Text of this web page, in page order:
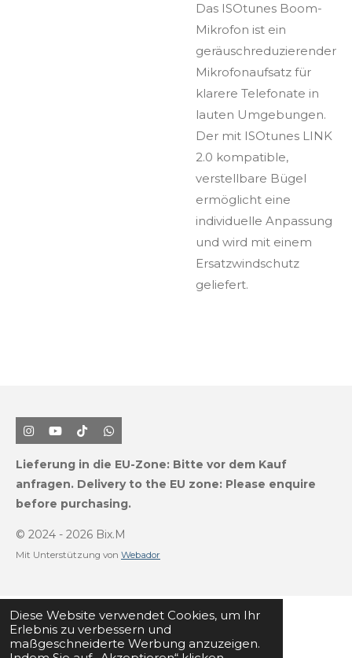
Diese Website verwendet Cookies, um Ihr
Erlebnis zu verbessern und
maßgeschneiderte Werbung anzuzeigen.
Das ISOtunes Boom-
Mikrofon ist ein
geräuschreduzierender
Mikrofonaufsatz für
klarere Telefonate in
lauten Umgebungen.
Der mit ISOtunes LINK
2.0 kompatible,
verstellbare Bügel
ermöglicht eine
individuelle Anpassung
und wird mit einem
Ersatzwindschutz
geliefert.
I
n
t
a
r
m
Y
o
T
u
e
T
i
k
T
o
W
h
t
s
p
Lieferung in die EU-Zone: Bitte vor dem Kauf
anfragen. Delivery to the EU zone: Please enquire
before purchasing.
© 2024 - 2026 Bix.M
Mit Unterstützung von Webador